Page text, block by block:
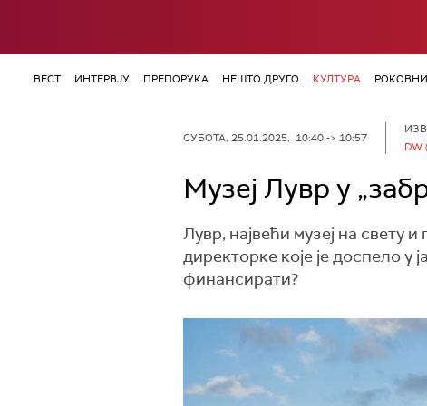
ВЕСТ ИНТЕРВЈУ ПРЕПОРУКА НЕШТО ДРУГО КУЛТУРА
СУБОТА, 25.01.2025, 10:40 -> 10:57
DW
Музеј Лувр у
Лувр, највећи музеј на свету
директорке које је доспело
финансирати?